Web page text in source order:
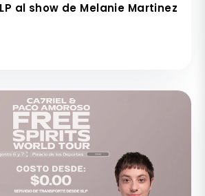
al show de Melanie Martinez